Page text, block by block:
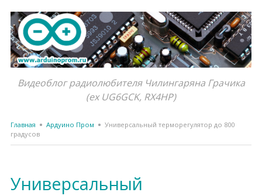
Видеоблог радиолюбителя Чилингаряна Грачика
(ex UG6GCK, RX4HP)
Главная Ардуино Пром
Универсальный терморегулятор до 800
градусов
Универсальный